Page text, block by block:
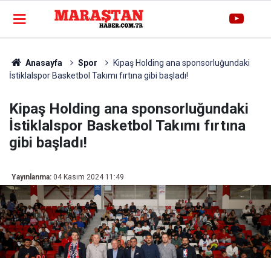
Anasayfa Spor
Kipaş Holding ana sponsorluğundaki
İstiklalspor Basketbol Takımı fırtına gibi başladı!
Kipaş Holding ana sponsorluğundaki
İstiklalspor Basketbol Takımı fırtına
gibi başladı!
Yayınlanma: 04 Kasım 2024 11:49